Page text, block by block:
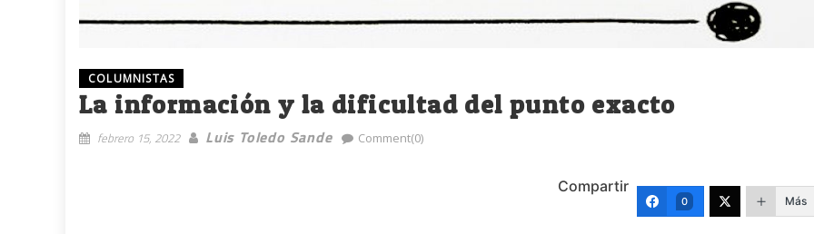
COLUMNISTAS
La información y la dificultad del punto exacto
febrero 15, 2022 Luis Toledo Sande Comment(0)
Compartir
0 Más